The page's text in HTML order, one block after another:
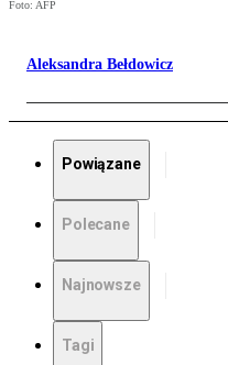
Foto: AFP
Aleksandra Bełdowicz
Powiązane
Polecane
Najnowsze
Tagi